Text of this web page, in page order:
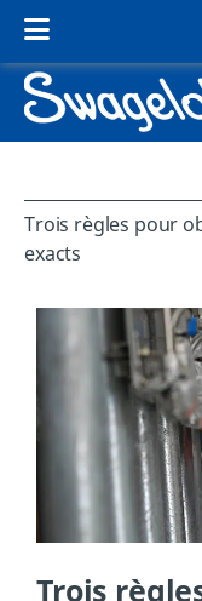
Trois règles pour
exacts
Trois